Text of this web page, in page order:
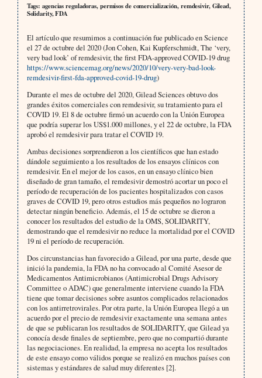
Tags: agencias reguladoras, permisos de comercialización, remdesivir, Gilead,
Solidarity, FDA
El artículo que resumimos a continuación fue publicado en Science
el 27 de octubre del 2020 (Jon Cohen, Kai Kupferschmidt, The ‘very,
very bad look’ of remdesivir, the first FDA-approved COVID-19 drug
https://www.sciencemag.org/news/2020/10/very-very-bad-look-
remdesivir-first-fda-approved-covid-19-drug)
Durante el mes de octubre del 2020, Gilead Sciences obtuvo dos
grandes éxitos comerciales con remdesivir, su tratamiento para el
COVID 19. El 8 de octubre firmó un acuerdo con la Unión Europea
que podría superar los US$1.000 millones, y el 22 de octubre, la FDA
aprobó el remdesivir para tratar el COVID 19.
Ambas decisiones sorprendieron a los científicos que han estado
dándole seguimiento a los resultados de los ensayos clínicos con
remdesivir. En el mejor de los casos, en un ensayo clínico bien
diseñado de gran tamaño, el remdesivir demostró acortar un poco el
período de recuperación de los pacientes hospitalizados con casos
graves de COVID 19, pero otros estudios más pequeños no lograron
detectar ningún beneficio. Además, el 15 de octubre se dieron a
conocer los resultados del estudio de la OMS, SOLIDARITY,
demostrando que el remdesivir no reduce la mortalidad por el COVID
19 ni el período de recuperación.
Dos circunstancias han favorecido a Gilead, por una parte, desde que
inició la pandemia, la FDA no ha convocado al Comité Asesor de
Medicamentos Antimicrobianos (Antimicrobial Drugs Advisory
Committee o ADAC) que generalmente interviene cuando la FDA
tiene que tomar decisiones sobre asuntos complicados relacionados
con los antirretrovirales. Por otra parte, la Unión Europea llegó a un
acuerdo por el precio de remdesivir exactamente una semana antes
de que se publicaran los resultados de SOLIDARITY, que Gilead ya
conocía desde finales de septiembre, pero que no compartió durante
las negociaciones. En realidad, la empresa no acepta los resultados
de este ensayo como válidos porque se realizó en muchos países con
sistemas y estándares de salud muy diferentes [2].